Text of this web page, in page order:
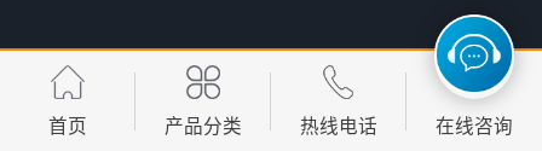
深圳满意度咨询论如何选择一个好的物业满意度公司
首页 产品分类 热线电话 在线咨询